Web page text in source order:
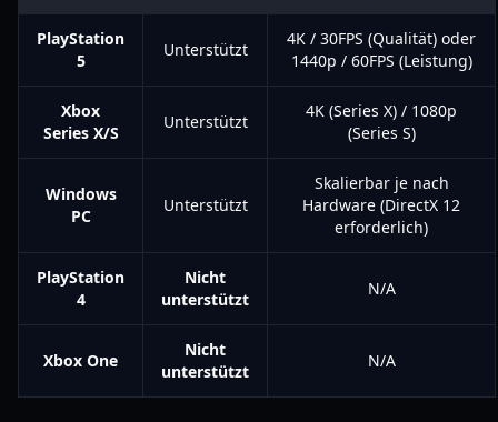
PlayStation
5
Unterstützt
4K / 30FPS (Qualität) oder
1440p / 60FPS (Leistung)
Xbox
Series X/S
Unterstützt
4K (Series X) / 1080p
(Series S)
Windows
PC
Unterstützt
Skalierbar je nach
Hardware (DirectX 12
erforderlich)
PlayStation
4
Nicht
unterstützt
N/A
Xbox One
Nicht
unterstützt
N/A